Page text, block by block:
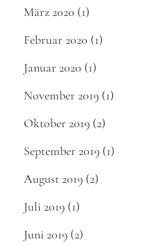
März 2020 (1)
Februar 2020 (1)
Januar 2020 (1)
November 2019 (1)
Oktober 2019 (2)
September 2019 (1)
August 2019 (2)
Juli 2019 (1)
Juni 2019 (2)